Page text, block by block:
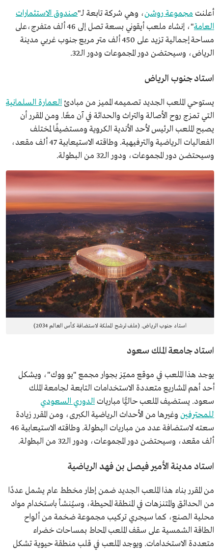
أعلنتمجموعة روشن، وهي شركة تابعة لـ"صندوق الاستثمارات
العامة
"، إنشاء ملعب أيقوني بسعة تصل إلى 46 ألف متفرج،على
مساحة إجمالية تزيد على 450 ألف متر مربع جنوب غربي مدينة
الرياض، وسيحتضن دور المجموعات ودور الـ32.
استاد جنوب الرياض
يستوحي الملعب الجديد تصميمه المميز من مبادئالعمارة السلمانية
التي تمزج روح الأصالة والتراث والحداثة في آن معًا. ومن المقرر أن
يصبح الملعب الرئيس لأحد الأندية الكروية ومستضيفًا لمختلف
الفعاليات الرياضية والترفيهية. وطاقته الاستيعابية 47 ألف مقعد،
وسيحتضن دور المجموعات، ودور الـ32 من البطولة.
استاد جنوب الرياض. (ملف ترشح المملكة لاستضافة كأس العالم 2034)
استاد جامعة الملك سعود
يوجد هذا الملعب في موقع مميّز بجوار مجمع "يو ووك"، ويشكل
أحد أهم المشاريع متعددة الاستخدامات التابعة لجامعة الملك
سعود. يستضيف الملعب حاليًّا مباريات الدوري السعودي
للمحترفين وغيرها من الأحداث الرياضية الكبرى، ومن المقرر زيادة
سعته لاستضافة عدد من مباريات البطولة. وطاقته الاستيعابية 46
ألف مقعد، وسيحتضن دور المجموعات، ودور الـ32 من البطولة.
استاد مدينة الأمير فيصل بن فهد الرياضية
من المقرر بناء هذا الملعب الجديد ضمن إطار مخطط عام يشمل عددًا
من الحدائق والمتنزهات في المنطقة المحيطة، وسيُنشأ باستخدام مواد
محلية الصنع، كما سيجري تركيب مجموعة ضخمة من ألواح
الطاقة الشمسية على سقف الملعب المحاط بمساحات خضراء
متعددة الاستخدامات. ويوجد الملعب في قلب منطقة حيوية تشكل